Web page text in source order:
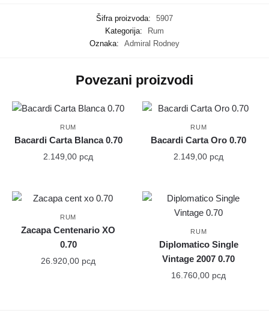
Šifra proizvoda:
5907
Kategorija:
Rum
Oznaka:
Admiral Rodney
Povezani proizvodi
RUM
Bacardi Carta Blanca 0.70
2.149,00 рсд
RUM
Bacardi Carta Oro 0.70
2.149,00 рсд
RUM
Zacapa Centenario XO
0.70
26.920,00 рсд
RUM
Diplomatico Single
Vintage 2007 0.70
16.760,00 рсд